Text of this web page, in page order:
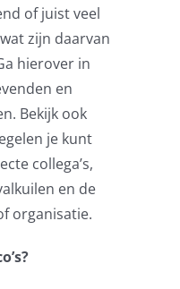
of juist veel
zijn daarvan
hierover in
en
Bekijk ook
je kunt
collega’s,
en de
organisatie.